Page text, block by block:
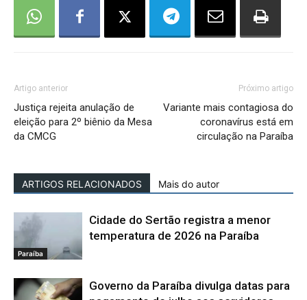
Artigo anterior
Justiça rejeita anulação de
eleição para 2º biênio da Mesa
da CMCG
Próximo artigo
Variante mais contagiosa do
coronavírus está em
circulação na Paraíba
ARTIGOS RELACIONADOS Mais do autor
Paraíba
Cidade do Sertão registra a menor
temperatura de 2026 na Paraíba
Governo da Paraíba divulga datas para